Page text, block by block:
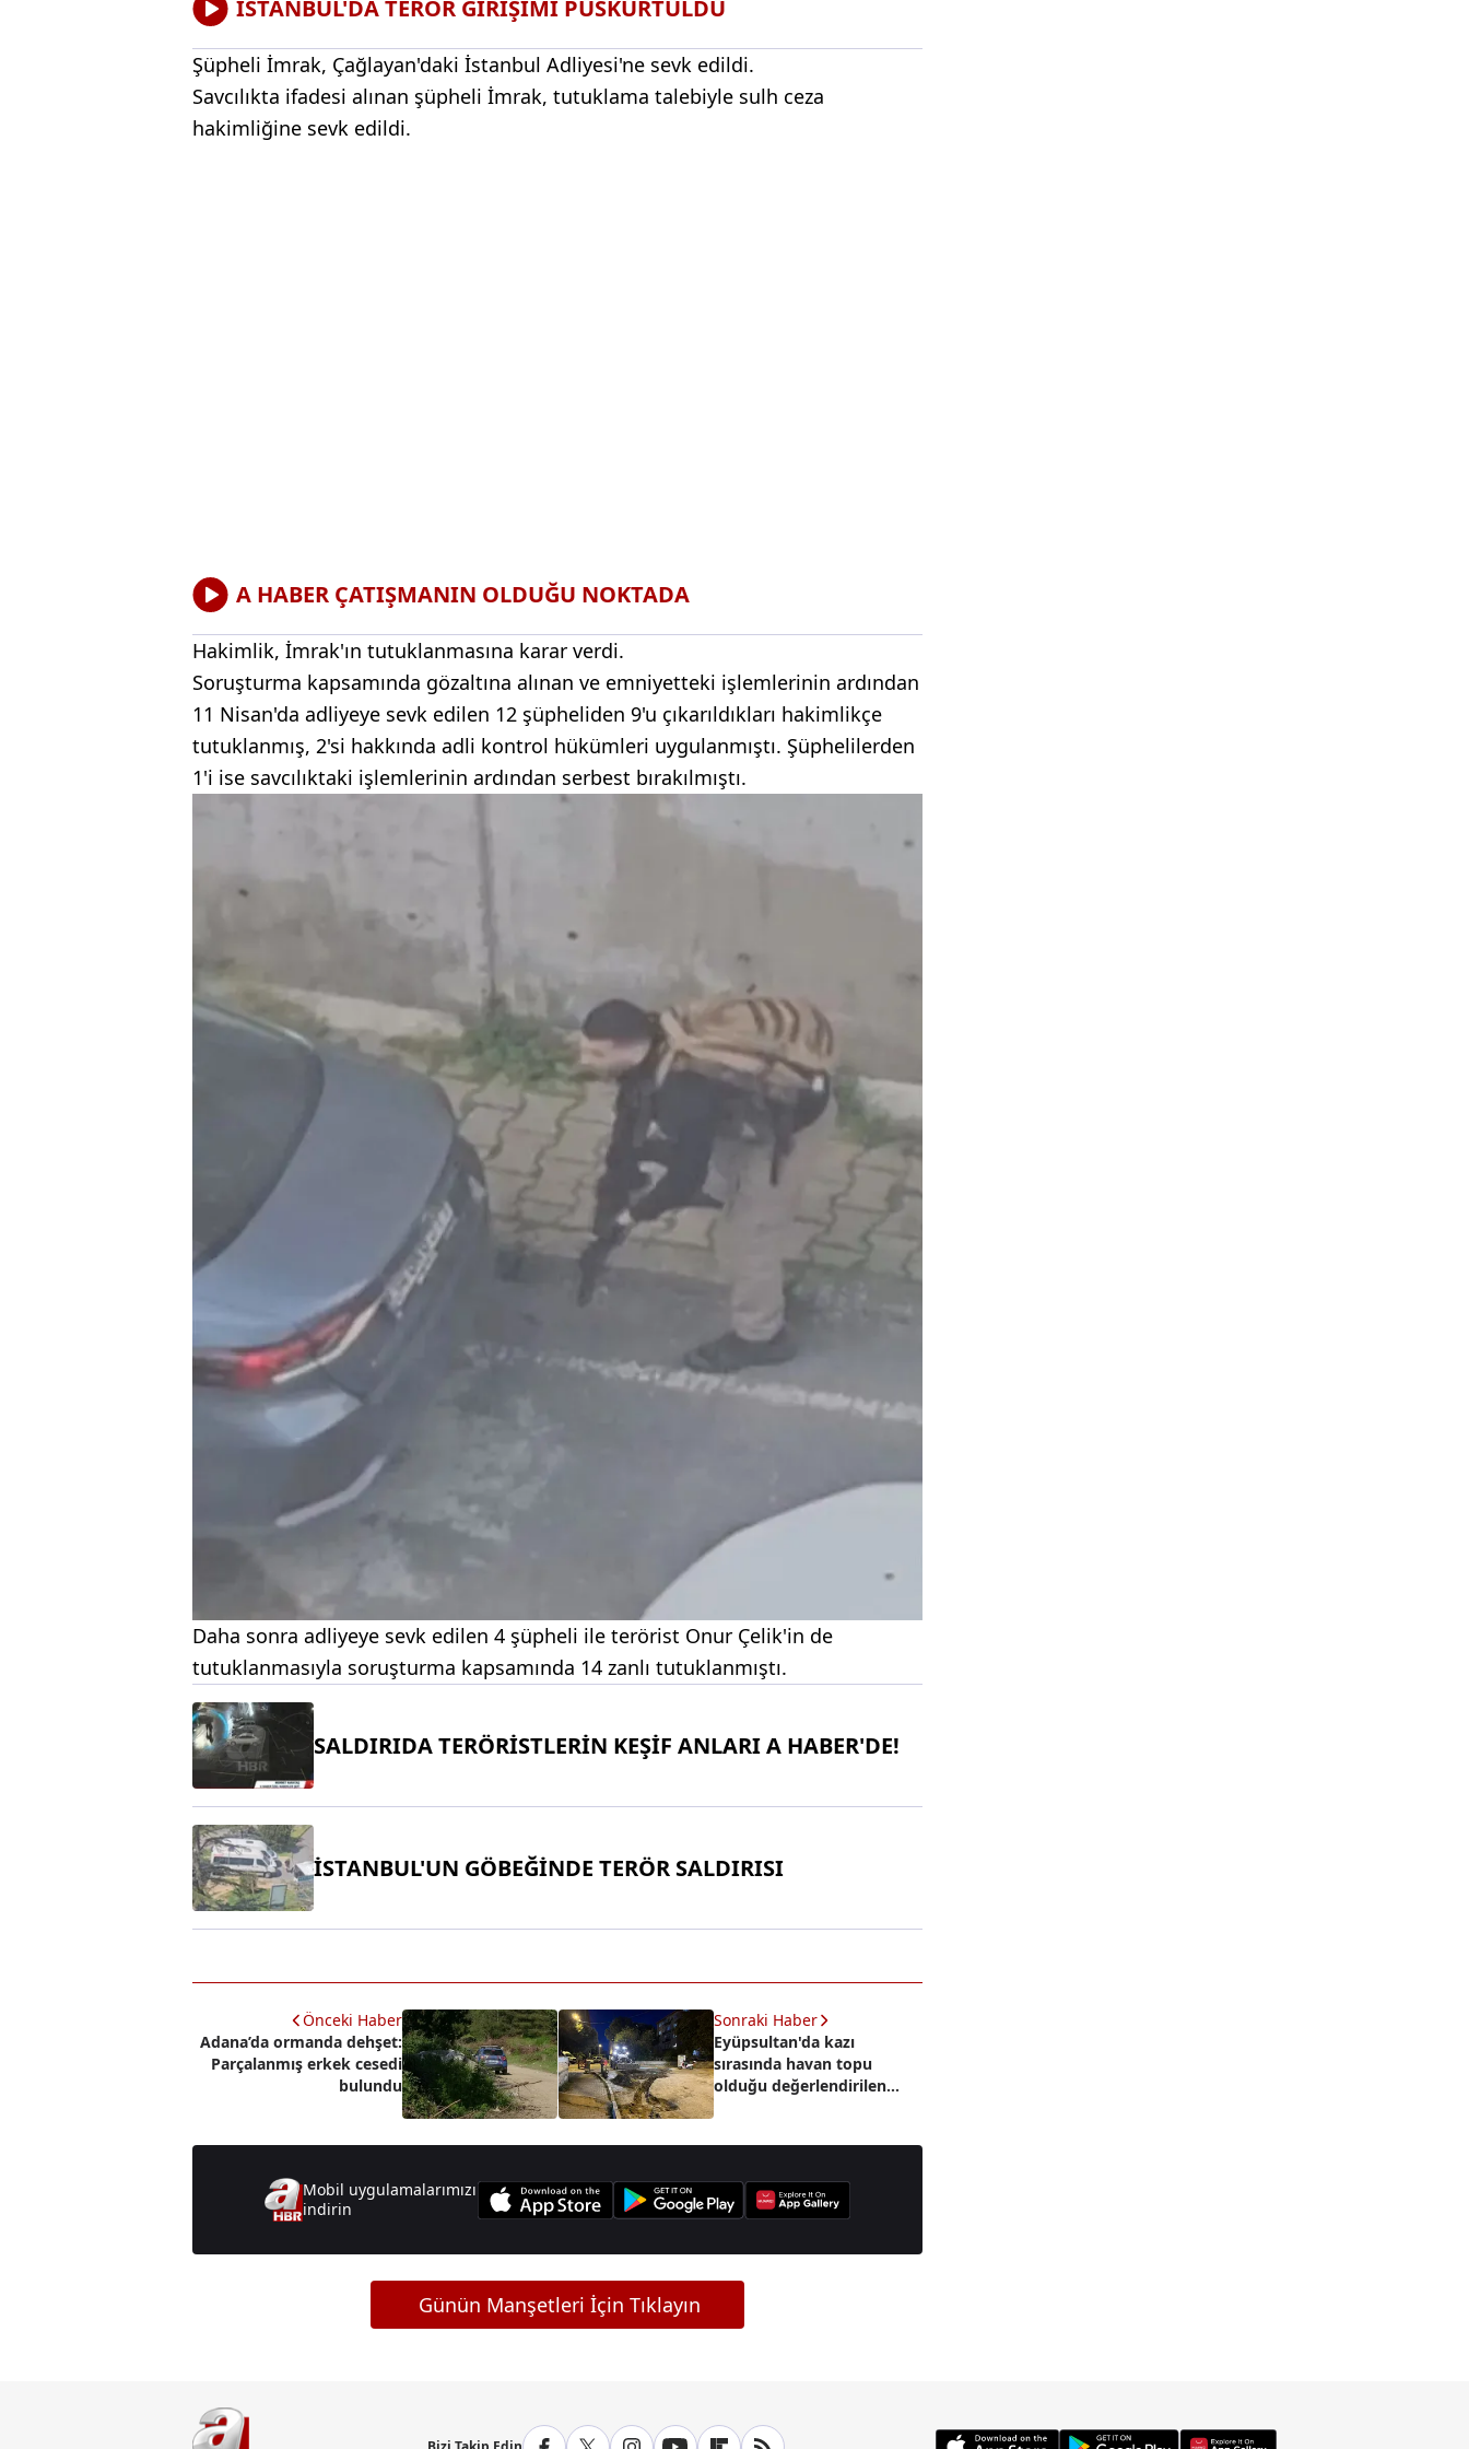
İSTANBUL'DA TERÖR GİRİŞİMİ PÜSKÜRTÜLDÜ
Şüpheli İmrak, Çağlayan'daki İstanbul Adliyesi'ne sevk edildi.
Savcılıkta ifadesi alınan şüpheli İmrak, tutuklama talebiyle sulh ceza
hakimliğine sevk edildi.
A HABER ÇATIŞMANIN OLDUĞU NOKTADA
Hakimlik, İmrak'ın tutuklanmasına karar verdi.
Soruşturma kapsamında gözaltına alınan ve emniyetteki işlemlerinin ardından
11 Nisan'da adliyeye sevk edilen 12 şüpheliden 9'u çıkarıldıkları hakimlikçe
tutuklanmış, 2'si hakkında adli kontrol hükümleri uygulanmıştı. Şüphelilerden
1'i ise savcılıktaki işlemlerinin ardından serbest bırakılmıştı.
Daha sonra adliyeye sevk edilen 4 şüpheli ile terörist Onur Çelik'in de
tutuklanmasıyla soruşturma kapsamında 14 zanlı tutuklanmıştı.
SALDIRIDA TERÖRİSTLERİN KEŞİF ANLARI A HABER'DE!
İSTANBUL'UN GÖBEĞİNDE TERÖR SALDIRISI
Önceki Haber
Adana’da ormanda dehşet:
Parçalanmış erkek cesedi
bulundu
Sonraki Haber
Eyüpsultan'da kazı
sırasında havan topu
olduğu değerlendirilen
mühimmat bulundu
Mobil uygulamalarımızı
indirin
Günün Manşetleri İçin Tıklayın